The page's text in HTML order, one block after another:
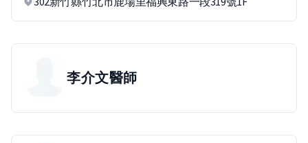
李介文醫師